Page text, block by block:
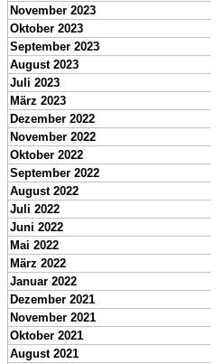
November 2023
Oktober 2023
September 2023
August 2023
Juli 2023
März 2023
Dezember 2022
November 2022
Oktober 2022
September 2022
August 2022
Juli 2022
Juni 2022
Mai 2022
März 2022
Januar 2022
Dezember 2021
November 2021
Oktober 2021
August 2021